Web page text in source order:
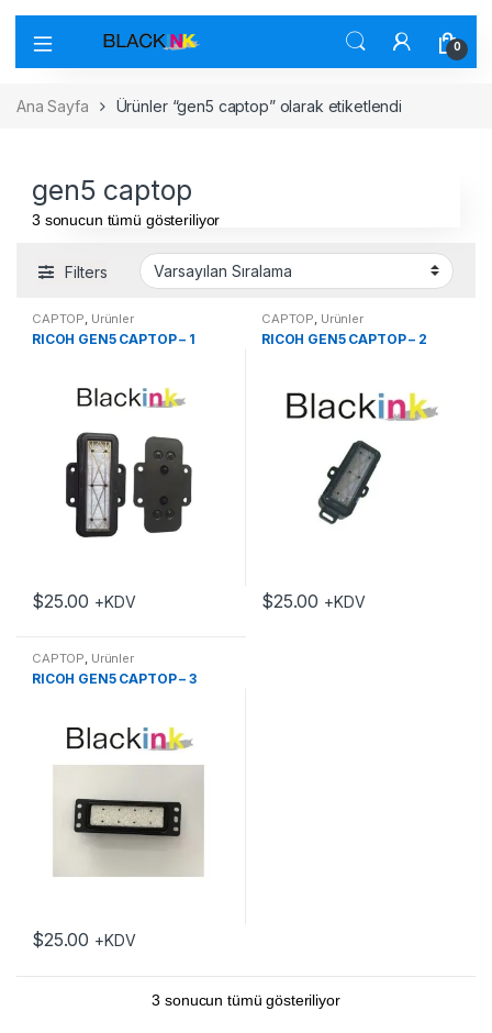
0
Ana Sayfa Ürünler “gen5 captop” olarak etiketlendi
gen5 captop
3 sonucun tümü gösteriliyor
Filters
CAPTOP, Ürünler
RICOH GEN5 CAPTOP – 1
$25.00 +KDV
CAPTOP, Ürünler
RICOH GEN5 CAPTOP – 2
$25.00 +KDV
CAPTOP, Ürünler
RICOH GEN5 CAPTOP – 3
$25.00 +KDV
3 sonucun tümü gösteriliyor